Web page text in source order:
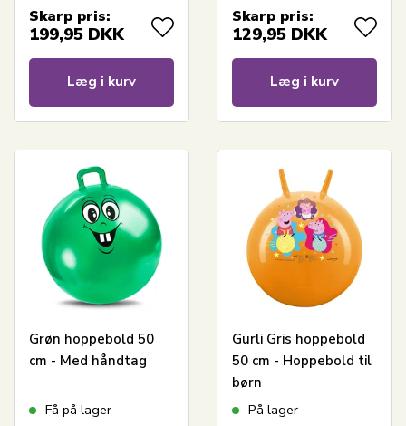
Skarp pris:
199,95 DKK
Læg i kurv
Skarp pris:
129,95 DKK
Læg i kurv
Grøn hoppebold 50
cm - Med håndtag
Få på lager
Gurli Gris hoppebold
50 cm - Hoppebold til
børn
På lager